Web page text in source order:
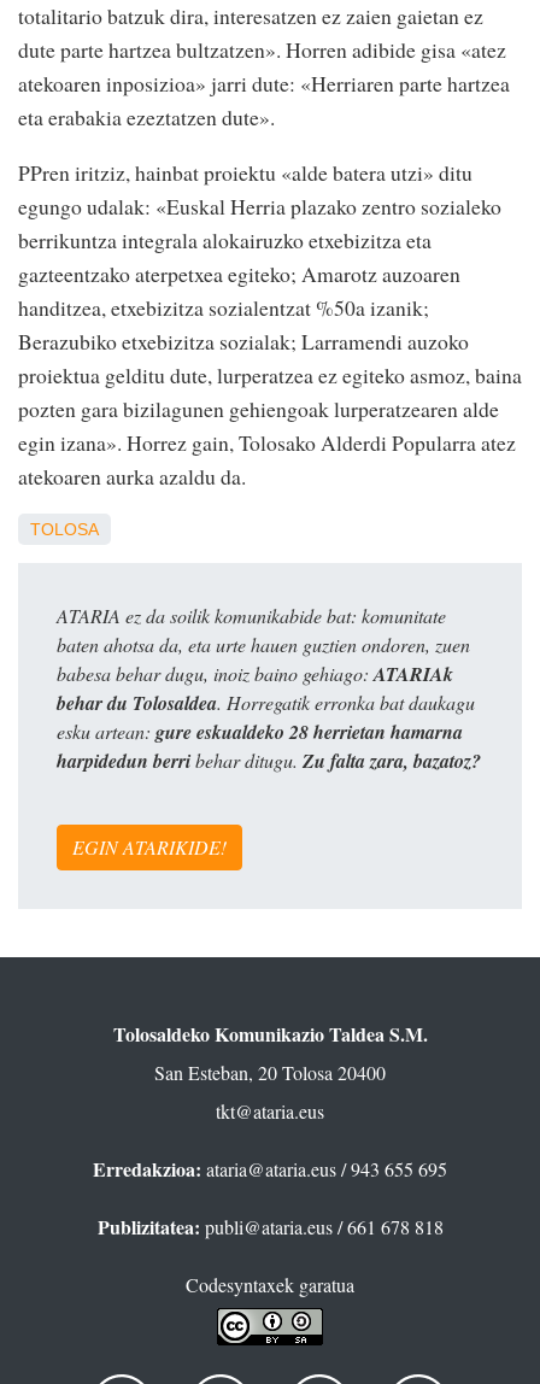
totalitario batzuk dira, interesatzen ez zaien gaietan ez
dute parte hartzea bultzatzen». Horren adibide gisa «atez
atekoaren inposizioa» jarri dute: «Herriaren parte hartzea
eta erabakia ezeztatzen dute».
PPren iritziz, hainbat proiektu «alde batera utzi» ditu
egungo udalak: «Euskal Herria plazako zentro sozialeko
berrikuntza integrala alokairuzko etxebizitza eta
gazteentzako aterpetxea egiteko; Amarotz auzoaren
handitzea, etxebizitza sozialentzat %50a izanik;
Berazubiko etxebizitza sozialak; Larramendi auzoko
proiektua gelditu dute, lurperatzea ez egiteko asmoz, baina
pozten gara bizilagunen gehiengoak lurperatzearen alde
egin izana». Horrez gain, Tolosako Alderdi Popularra atez
atekoaren aurka azaldu da.
TOLOSA
ATARIA ez da soilik komunikabide bat: komunitate
baten ahotsa da, eta urte hauen guztien ondoren, zuen
babesa behar dugu, inoiz baino gehiago: ATARIAk
behar du Tolosaldea. Horregatik erronka bat daukagu
esku artean: gure eskualdeko 28 herrietan hamarna
harpidedun berribehar ditugu. Zu falta zara, bazatoz?
EGIN ATARIKIDE!
Tolosaldeko Komunikazio Taldea S.M.
San Esteban, 20 Tolosa 20400
tkt@ataria.eus
Erredakzioa: ataria@ataria.eus/ 943 655 695
Publizitatea: publi@ataria.eus/ 661 678 818
Codesyntaxek garatua